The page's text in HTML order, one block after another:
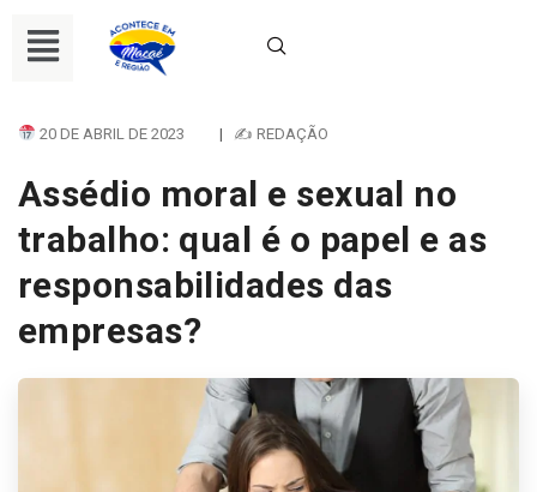
20 DE ABRIL DE 2023 | ✍ REDAÇÃO
Assédio moral e sexual no
trabalho: qual é o papel e as
responsabilidades das
empresas?